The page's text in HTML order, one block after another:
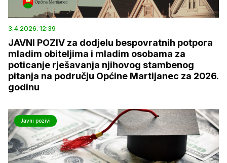
3.4.2026. 12:39
JAVNI POZIV za dodjelu bespovratnih potpora
mladim obiteljima i mladim osobama za
poticanje rješavanja njihovog stambenog
pitanja na području Općine Martijanec za 2026.
godinu
Javni pozivi